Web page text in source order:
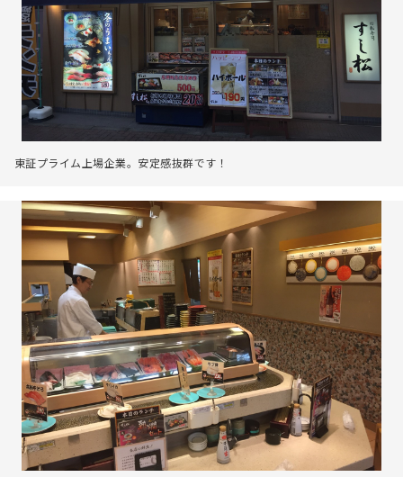
東証プライム上場企業。安定感抜群です！